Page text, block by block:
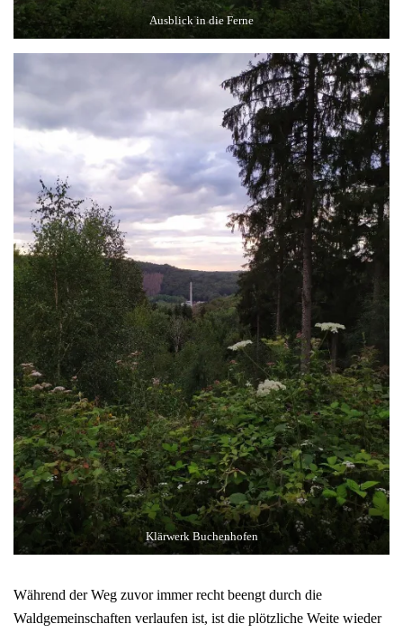
Ausblick in die Ferne
Klärwerk Buchenhofen
Während der Weg zuvor immer recht beengt durch die
Waldgemeinschaften verlaufen ist, ist die plötzliche Weite wieder